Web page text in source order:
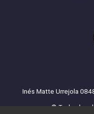
Inés Matte Urrejola
© Todos los